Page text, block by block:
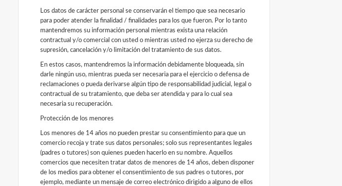
Los datos de carácter personal se conservarán el tiempo que sea necesario
para poder atender la finalidad / finalidades para los que fueron. Por lo tanto
mantendremos su información personal mientras exista una relación
contractual y/o comercial con usted o mientras usted no ejerza su derecho de
supresión, cancelación y/o limitación del tratamiento de sus datos.
En estos casos, mantendremos la información debidamente bloqueada, sin
darle ningún uso, mientras pueda ser necesaria para el ejercicio o defensa de
reclamaciones o pueda derivarse algún tipo de responsabilidad judicial, legal o
contractual de su tratamiento, que deba ser atendida y para lo cual sea
necesaria su recuperación.
Protección de los menores
Los menores de 14 años no pueden prestar su consentimiento para que un
comercio recoja y trate sus datos personales; solo sus representantes legales
(padres o tutores) son quienes pueden hacerlo en su nombre. Aquellos
comercios que necesiten tratar datos de menores de 14 años, deben disponer
de los medios para obtener el consentimiento de sus padres o tutores, por
ejemplo, mediante un mensaje de correo electrónico dirigido a alguno de ellos